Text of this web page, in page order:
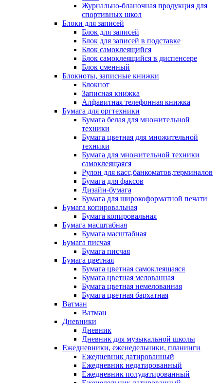
Журнально-бланочная продукция для
спортивных школ
Блоки для записей
Блок для записей
Блок для записей в подставке
Блок самоклеящийся
Блок самоклеящийся в диспенсере
Блок сменный
Блокноты, записные книжки
Блокнот
Записная книжка
Алфавитная телефонная книжка
Бумага для оргтехники
Бумага белая для множительной
техники
Бумага цветная для множительной
техники
Бумага для множительной техники
самоклеящаяся
Рулон для касс,банкоматов,терминалов
Бумага для факсов
Дизайн-бумага
Бумага для широкоформатной печати
Бумага копировальная
Бумага копировальная
Бумага масштабная
Бумага масштабная
Бумага писчая
Бумага писчая
Бумага цветная
Бумага цветная самоклеящаяся
Бумага цветная мелованная
Бумага цветная немелованная
Бумага цветная бархатная
Ватман
Ватман
Дневники
Дневник
Дневник для музыкальной школы
Ежедневники, еженедельники, планинги
Ежедневник датированный
Ежедневник недатированный
Ежедневник полудатированный